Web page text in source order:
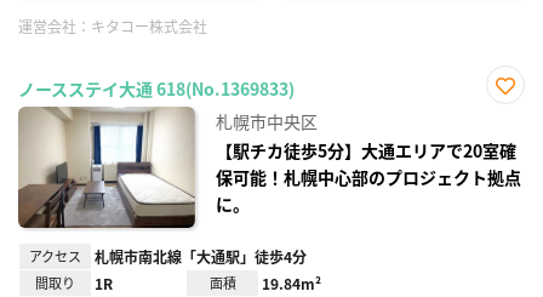
運営会社： キタコー株式会社
ノースステイ大通 618(No.1369833)
り登
録
札幌市中央区
【駅チカ徒歩5分】大通エリアで20室確
保可能！札幌中心部のプロジェクト拠点
に。
アクセス 札幌市南北線「大通駅」徒歩4分
間取り 1R 面積 19.84m²